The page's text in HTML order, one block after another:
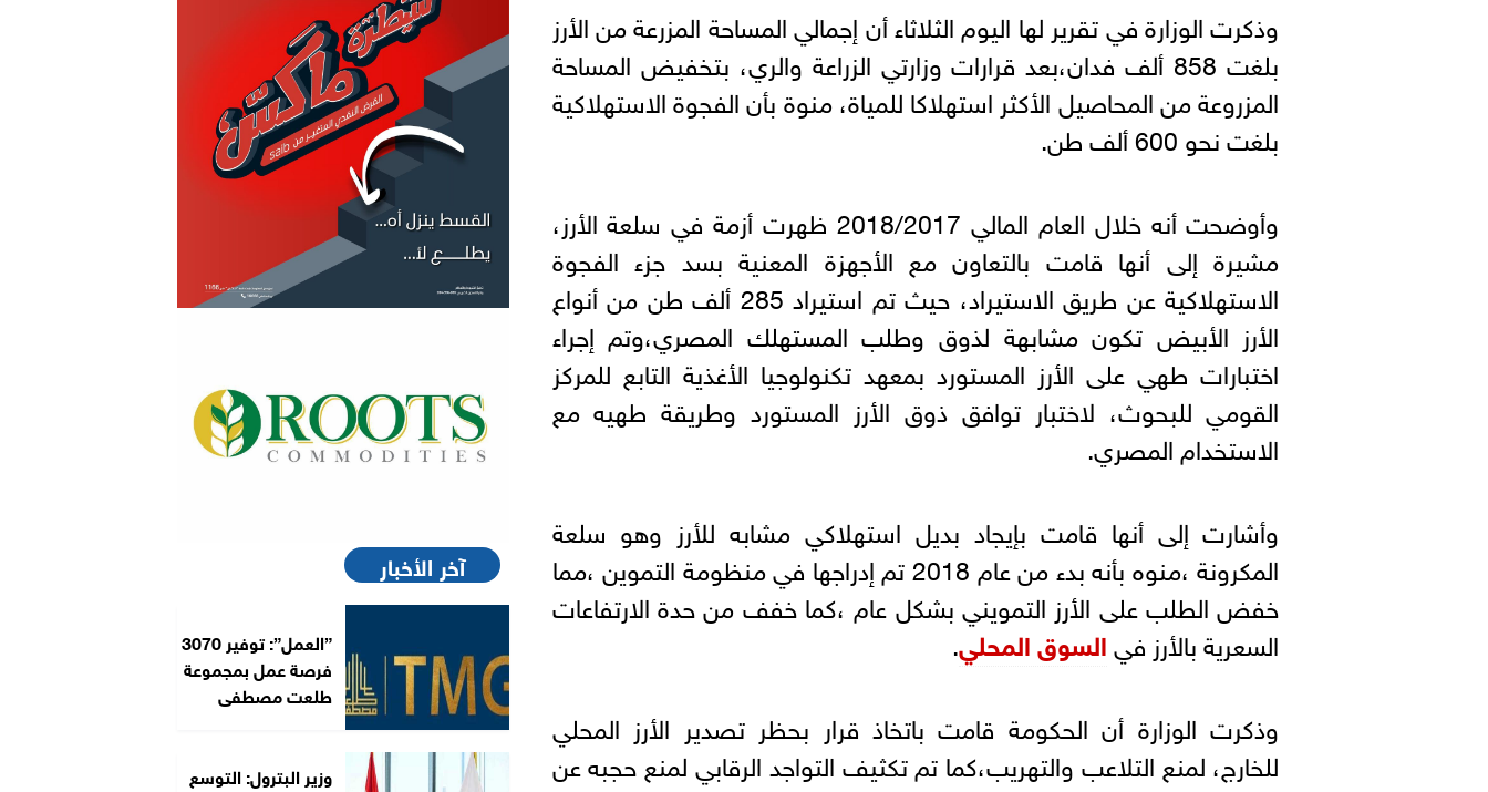
وذكرت الوزارة في تقرير لها اليوم الثلاثاء أن إجمالي المساحة المزرعة من الأرز
بلغت 858 ألف فدان،بعد قرارات وزارتي الزراعة والري، بتخفيض المساحة
المزروعة من المحاصيل الأكثر استهلاكا للمياة، منوة بأن الفجوة الاستهلاكية
بلغت نحو 600 ألف طن.
وأوضحت أنه خلال العام المالي 2018/2017 ظهرت أزمة في سلعة الأرز،
مشيرة إلى أنها قامت بالتعاون مع الأجهزة المعنية بسد جزء الفجوة
الاستهلاكية عن طريق الاستيراد، حيث تم استيراد 285 ألف طن من أنواع
الأرز الأبيض تكون مشابهة لذوق وطلب المستهلك المصري،وتم إجراء
اختبارات طهي على الأرز المستورد بمعهد تكنولوجيا الأغذية التابع للمركز
القومي للبحوث، لاختبار توافق ذوق الأرز المستورد وطريقة طهيه مع
الاستخدام المصري.
وأشارت إلى أنها قامت بإيجاد بديل استهلاكي مشابه للأرز وهو سلعة
المكرونة ،منوه بأنه بدء من عام 2018 تم إدراجها في منظومة التموين ،مما
خفض الطلب على الأرز التمويني بشكل عام ،كما خفف من حدة الارتفاعات
السعرية بالأرز فيالسوق المحلي.
وذكرت الوزارة أن الحكومة قامت باتخاذ قرار بحظر تصدير الأرز المحلي
للخارج، لمنع التلاعب والتهريب،كما تم تكثيف التواجد الرقابي لمنع حجبه عن
آخر الأخبار
”العمل”: توفير 3070
فرصة عمل بمجموعة
طلعت مصطفى
وزير البترول: التوسع